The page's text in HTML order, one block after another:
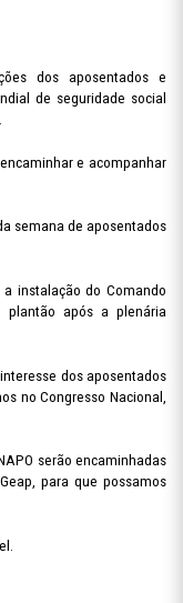
dos aposentados e
de seguridade social
e acompanhar
semana de aposentados
instalação do Comando
plantão após a plenária
dos aposentados
no Congresso Nacional,
serão encaminhadas
para que possamos